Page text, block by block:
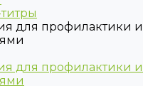
для профилактики
для профилактики